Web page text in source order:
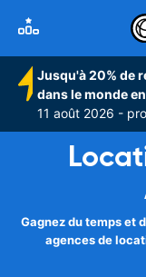
Jusqu'à 20% de
dans le monde
11 août 2026 -
Gagnez du temps et
agences de